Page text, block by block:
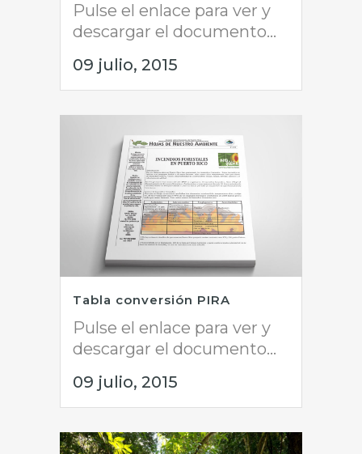
Pulse el enlace para ver y
descargar el documento...
09 julio, 2015
Tabla conversión PIRA
Pulse el enlace para ver y
descargar el documento...
09 julio, 2015